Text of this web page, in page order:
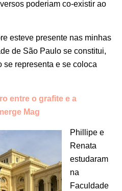
poderiam co-existir ao
esteve presente nas minhas
de São Paulo se constitui,
se representa e se coloca
entre o grafite e a
Mag
Phillipe e
Renata
estudaram
na
Faculdade